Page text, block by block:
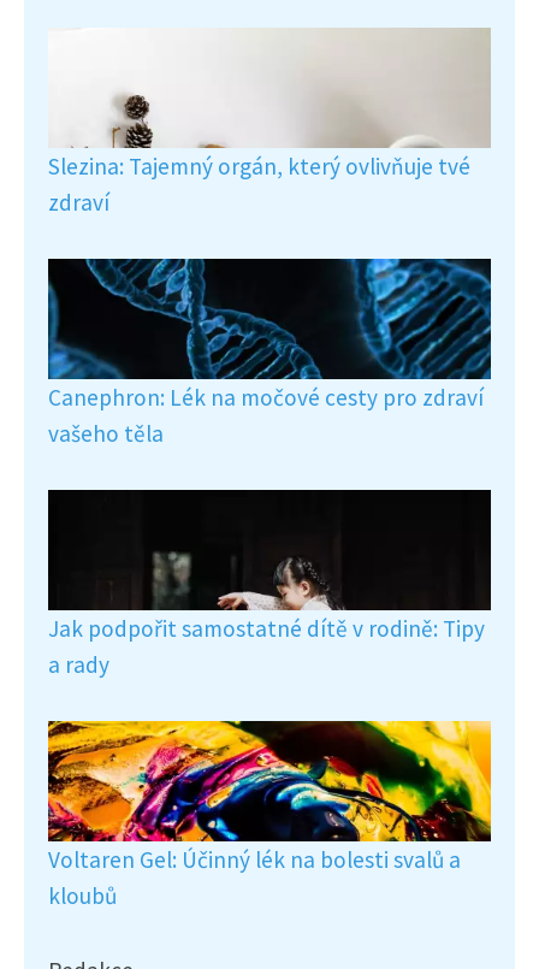
Slezina: Tajemný orgán, který ovlivňuje tvé
zdraví
Canephron: Lék na močové cesty pro zdraví
vašeho těla
Jak podpořit samostatné dítě v rodině: Tipy
a rady
Voltaren Gel: Účinný lék na bolesti svalů a
kloubů